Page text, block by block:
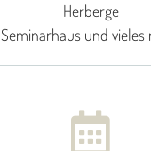
Herberge
Seminarhaus und vieles